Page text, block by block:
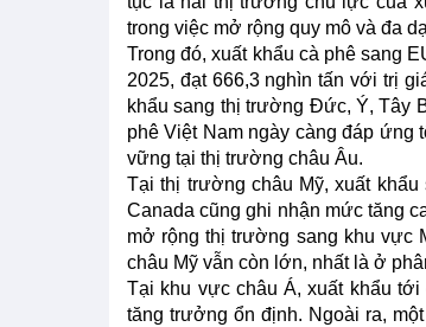
trong việc mở rộng quy mô và đa
Trong đó, xuất khẩu cà phê sang
2025, đạt 666,3 nghìn tấn với trị
khẩu sang thị trường Đức, Ý, Tây
phê Việt Nam ngày càng đáp ứng
vững tại thị trường châu Âu.
Tại thị trường châu Mỹ, xuất
Canada cũng ghi nhận mức tăng
mở rộng thị trường sang khu vực
châu Mỹ vẫn còn lớn, nhất là ở
Tại khu vực châu Á, xuất khẩu
tăng trưởng ổn định. Ngoài ra,